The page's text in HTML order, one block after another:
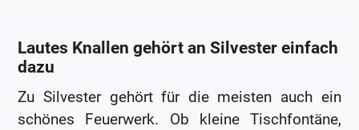
Lautes Knallen gehört an Silvester einfach
dazu
Zu Silvester gehört für die meisten auch ein
schönes Feuerwerk. Ob kleine Tischfontäne,